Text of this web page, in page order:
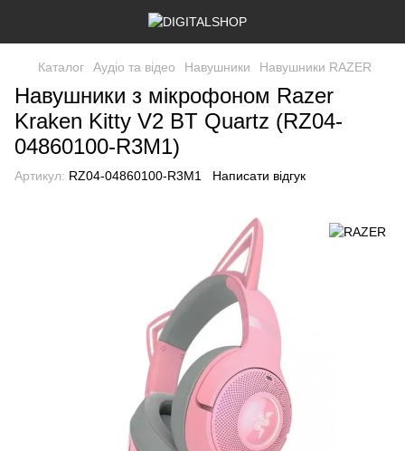
Каталог Аудіо та відео Навушники Навушники RAZER
Навушники з мікрофоном Razer
Kraken Kitty V2 BT Quartz (RZ04-
04860100-R3M1)
Артикул: RZ04-04860100-R3M1 Написати відгук